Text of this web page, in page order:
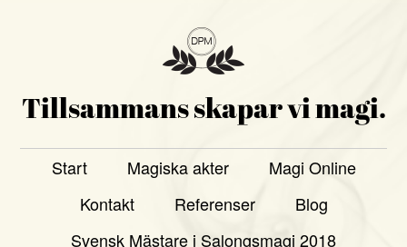
Tillsammans skapar vi magi.
Start Magiska akter
Magi Online
Kontakt
Referenser
Blog
Svensk Mästare i Salongsmagi 2018